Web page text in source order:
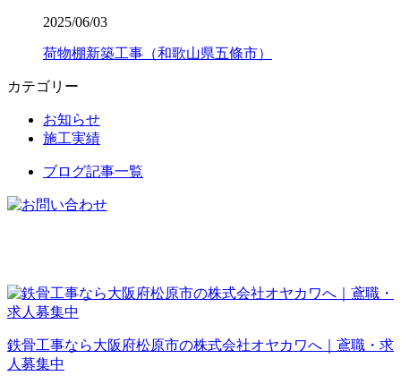
2025/06/03
荷物棚新築工事（和歌山県五條市）
カテゴリー
お知らせ
施工実績
ブログ記事一覧
鉄骨工事なら大阪府松原市の株式会社オヤカワへ｜鳶職・求
人募集中